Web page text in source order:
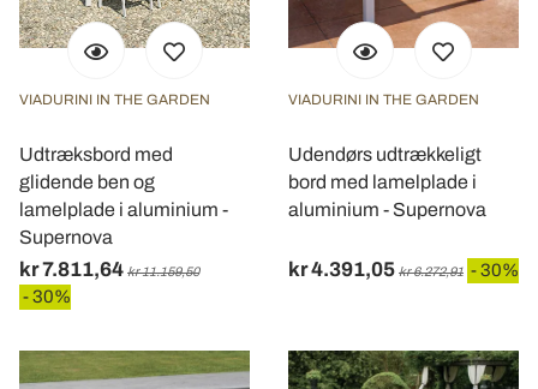
VIADURINI IN THE GARDEN
Udtræksbord med
glidende ben og
lamelplade i aluminium -
Supernova
kr 7.811,64 kr 11.159,50
- 30%
VIADURINI IN THE GARDEN
Udendørs udtrækkeligt
bord med lamelplade i
aluminium - Supernova
kr 4.391,05 kr 6.272,91 - 30%